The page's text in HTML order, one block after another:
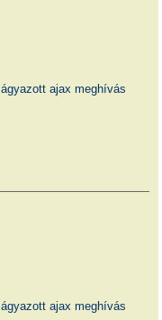
ajax meghívás
ajax meghívás